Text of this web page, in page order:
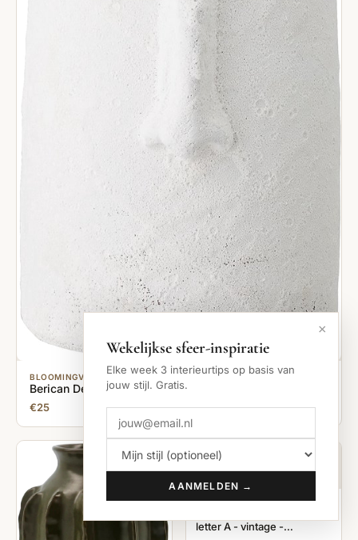
BLOOMINGVILLE
Berican Deco Vaas - Wit - Terracotta
€25
HKLIVING
letter A - vintage -
×
Wekelijkse sfeer-inspiratie
Elke week 3 interieurtips op basis van
jouw stijl. Gratis.
AANMELDEN →